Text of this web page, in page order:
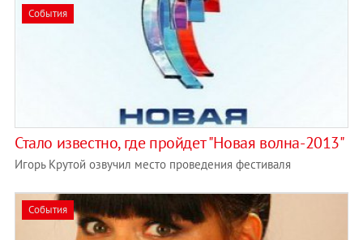
События
Стало известно, где пройдет "Новая волна-2013"
Игорь Крутой озвучил место проведения фестиваля
События